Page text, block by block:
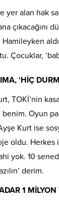
yer alan hak
Çocuklar,
‘HİÇ
TOKİ’nin
benim. Oyun
Kurt ise
oldu. Herkes
yok. 10
derim.
1